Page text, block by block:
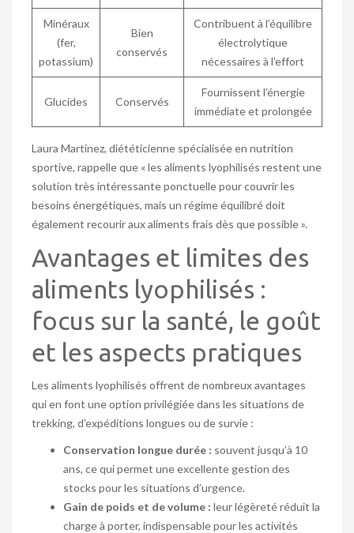
Minéraux
(fer,
potassium)
Bien
conservés
Contribuent à l’équilibre
électrolytique
nécessaires à l’effort
Glucides Conservés
Fournissent l’énergie
immédiate et prolongée
Laura Martinez, diététicienne spécialisée en nutrition
sportive, rappelle que « les aliments lyophilisés restent une
solution très intéressante ponctuelle pour couvrir les
besoins énergétiques, mais un régime équilibré doit
également recourir aux aliments frais dès que possible ».
Avantages et limites des
aliments lyophilisés :
focus sur la santé, le goût
et les aspects pratiques
Les aliments lyophilisés offrent de nombreux avantages
qui en font une option privilégiée dans les situations de
trekking, d’expéditions longues ou de survie :
Conservation longue durée : souvent jusqu’à 10
ans, ce qui permet une excellente gestion des
stocks pour les situations d’urgence.
Gain de poids et de volume : leur légèreté réduit la
charge à porter, indispensable pour les activités